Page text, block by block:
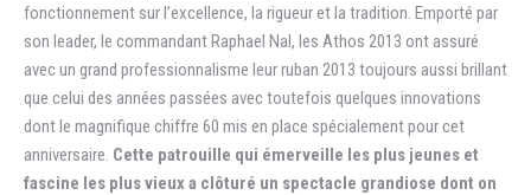
fonctionnement sur l’excellence, la rigueur et la tradition. Emporté par
son leader, le commandant Raphael Nal, les Athos 2013 ont assuré
avec un grand professionnalisme leur ruban 2013 toujours aussi brillant
que celui des années passées avec toutefois quelques innovations
dont le magnifique chiffre 60 mis en place spécialement pour cet
anniversaire. Cette patrouille qui émerveille les plus jeunes et
fascine les plus vieux a clôturé un spectacle grandiose dont on